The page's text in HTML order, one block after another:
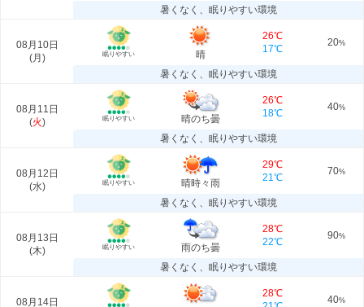
暑くなく、眠りやすい環境
08月10日
(月 ) 眠りやすい 晴
26℃
17℃
20%
暑くなく、眠りやすい環境
08月11日
(火) 眠りやすい 晴のち曇
26℃
18℃
40%
暑くなく、眠りやすい環境
08月12日
(水) 眠りやすい 晴時々雨
29℃
21℃
70%
暑くなく、眠りやすい環境
08月13日
(木) 眠りやすい 雨のち曇
28℃
22℃
90%
暑くなく、眠りやすい環境
08月14日
28℃
40%